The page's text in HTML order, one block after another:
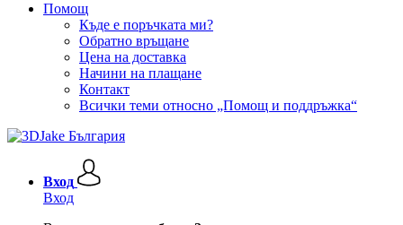
Помощ
Къде е поръчката ми?
Обратно връщане
Цена на доставка
Начини на плащане
Контакт
Всички теми относно „Помощ и поддръжка“
Вход
Вход